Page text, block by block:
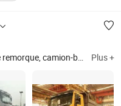
remorque semi-remorque à plateau bas, remorque de camion, camion-benne, remorque-citerne Plus +